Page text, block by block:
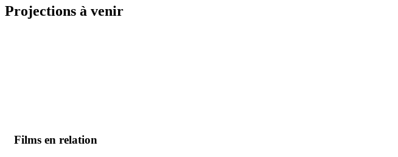
Projections à venir
Films en relation